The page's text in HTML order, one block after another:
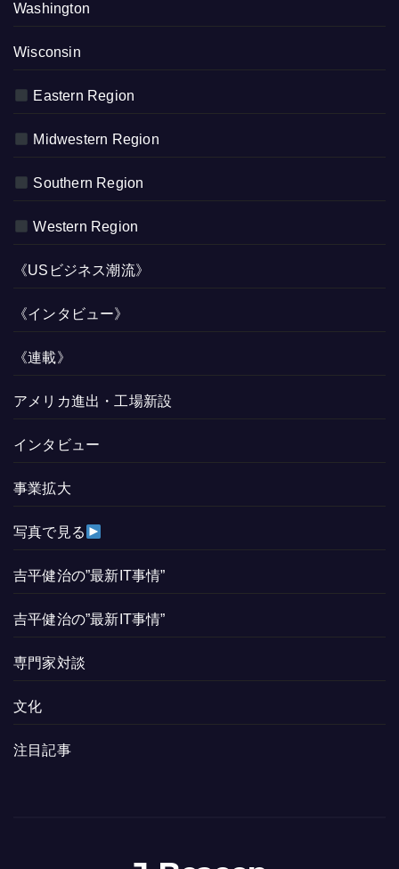
Washington
Wisconsin
Eastern Region
Midwestern Region
Southern Region
Western Region
《USビジネス潮流》
《インタビュー》
《連載》
アメリカ進出・工場新設
インタビュー
事業拡大
写真で見る
吉平健治の”最新IT事情”
吉平健治の”最新IT事情”
専門家対談
文化
注目記事